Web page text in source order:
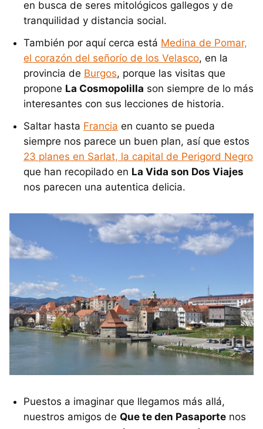
en busca de seres mitológicos gallegos y de
tranquilidad y distancia social.
También por aquí cerca está Medina de Pomar,
el corazón del señorío de los Velasco, en la
provincia de Burgos, porque las visitas que
propone La Cosmopolilla son siempre de lo más
interesantes con sus lecciones de historia.
Saltar hasta Francia en cuanto se pueda
siempre nos parece un buen plan, así que estos
23 planes en Sarlat, la capital de Perigord Negro
que han recopilado en La Vida son Dos Viajes
nos parecen una autentica delicia.
Puestos a imaginar que llegamos más allá,
nuestros amigos de Que te den Pasaporte nos